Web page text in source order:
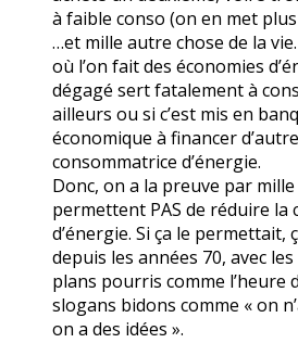
à faible conso (on en met
…et mille autre chose de la
où l’on fait des économies
dégagé sert fatalement à
ailleurs ou si c’est mis en
économique à financer
consommatrice d’énergie.
Donc, on a la preuve par
permettent PAS de réduire la
d’énergie. Si ça le permettait,
depuis les années 70, avec
plans pourris comme l’heure
slogans bidons comme « on
on a des idées ».